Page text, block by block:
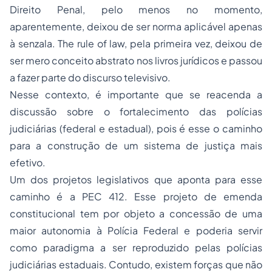
Direito Penal, pelo menos no momento,
aparentemente, deixou de ser norma aplicável apenas
à senzala. The rule of law, pela primeira vez, deixou de
ser mero conceito abstrato nos livros jurídicos e passou
a fazer parte do discurso televisivo.
Nesse contexto, é importante que se reacenda a
discussão sobre o fortalecimento das polícias
judiciárias (federal e estadual), pois é esse o caminho
para a construção de um sistema de justiça mais
efetivo.
Um dos projetos legislativos que aponta para esse
caminho é a PEC 412. Esse projeto de emenda
constitucional tem por objeto a concessão de uma
maior autonomia à Polícia Federal e poderia servir
como paradigma a ser reproduzido pelas polícias
judiciárias estaduais. Contudo, existem forças que não